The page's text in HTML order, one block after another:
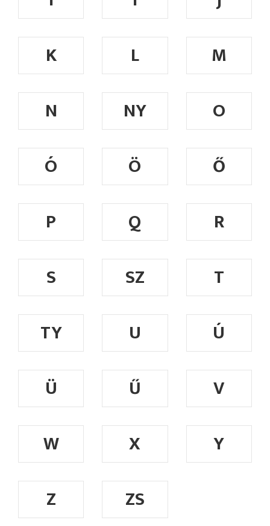
K
L
M
N
NY
O
Ó
Ö
Ő
P
Q
R
S
SZ
T
TY
U
Ú
Ü
Ű
V
W
X
Y
Z
ZS